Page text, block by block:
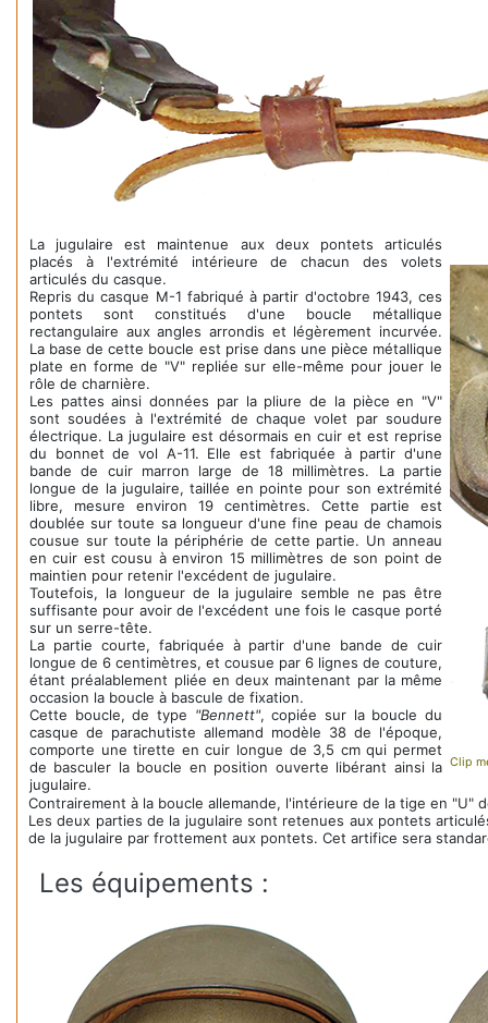
La jugulaire est maintenue aux deux pontets articulés
placés à l'extrémité intérieure de chacun des volets
articulés du casque.
Repris du casque M-1 fabriqué à partir d'octobre 1943, ces
pontets sont constitués d'une boucle métallique
rectangulaire aux angles arrondis et légèrement incurvée.
La base de cette boucle est prise dans une pièce métallique
plate en forme de "V" repliée sur elle-même pour jouer le
rôle de charnière.
Les pattes ainsi données par la pliure de la pièce en "V"
sont soudées à l'extrémité de chaque volet par soudure
électrique. La jugulaire est désormais en cuir et est reprise
du bonnet de vol A-11. Elle est fabriquée à partir d'une
bande de cuir marron large de 18 millimètres. La partie
longue de la jugulaire, taillée en pointe pour son extrémité
libre, mesure environ 19 centimètres. Cette partie est
doublée sur toute sa longueur d'une fine peau de chamois
cousue sur toute la périphérie de cette partie. Un anneau
en cuir est cousu à environ 15 millimètres de son point de
maintien pour retenir l'excédent de jugulaire.
Toutefois, la longueur de la jugulaire semble ne pas être
suffisante pour avoir de l'excédent une fois le casque porté
sur un serre-tête.
La partie courte, fabriquée à partir d'une bande de cuir
longue de 6 centimètres, et cousue par 6 lignes de couture,
étant préalablement pliée en deux maintenant par la même
occasion la boucle à bascule de fixation.
Cette boucle, de type "Bennett", copiée sur la boucle du
casque de parachutiste allemand modèle 38 de l'époque,
comporte une tirette en cuir longue de 3,5 cm qui permet
de basculer la boucle en position ouverte libérant ainsi la
jugulaire.
Clip
Contrairement à la boucle allemande, l'intérieure de la tige en
Les deux parties de la jugulaire sont retenues aux pontets
de la jugulaire par frottement aux pontets. Cet artifice sera
Les équipements :